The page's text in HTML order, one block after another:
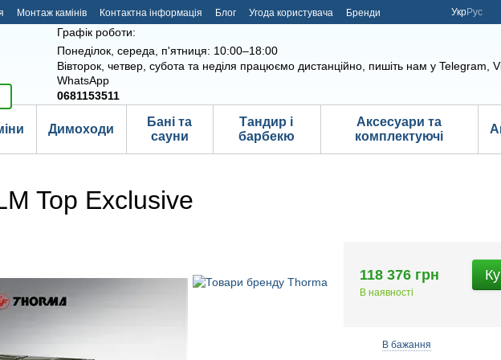
Монтаж камінів Контактна інформація Блог Угода користувача Бренди УкрРус
Графік роботи:
Понеділок, середа, п'ятниця: 10:00–18:00
Вівторок, четвер, субота та неділя працюємо дистанційно, пишіть нам у Telegram,
WhatsApp
0681153511
Димоходи
Бані та
сауни
Тандир і
барбекю
Аксесуари та
комплектуючі
Top Exclusive
118 376 грн
В наявності
В бажання